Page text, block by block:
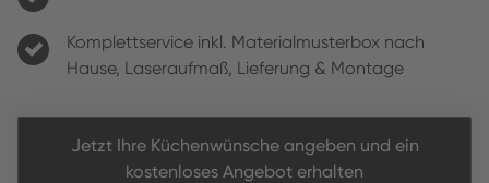
Komplettservice inkl. Materialmusterbox nach
Hause, Laseraufmaß, Lieferung & Montage
Jetzt Ihre Küchenwünsche angeben und ein
kostenloses Angebot erhalten